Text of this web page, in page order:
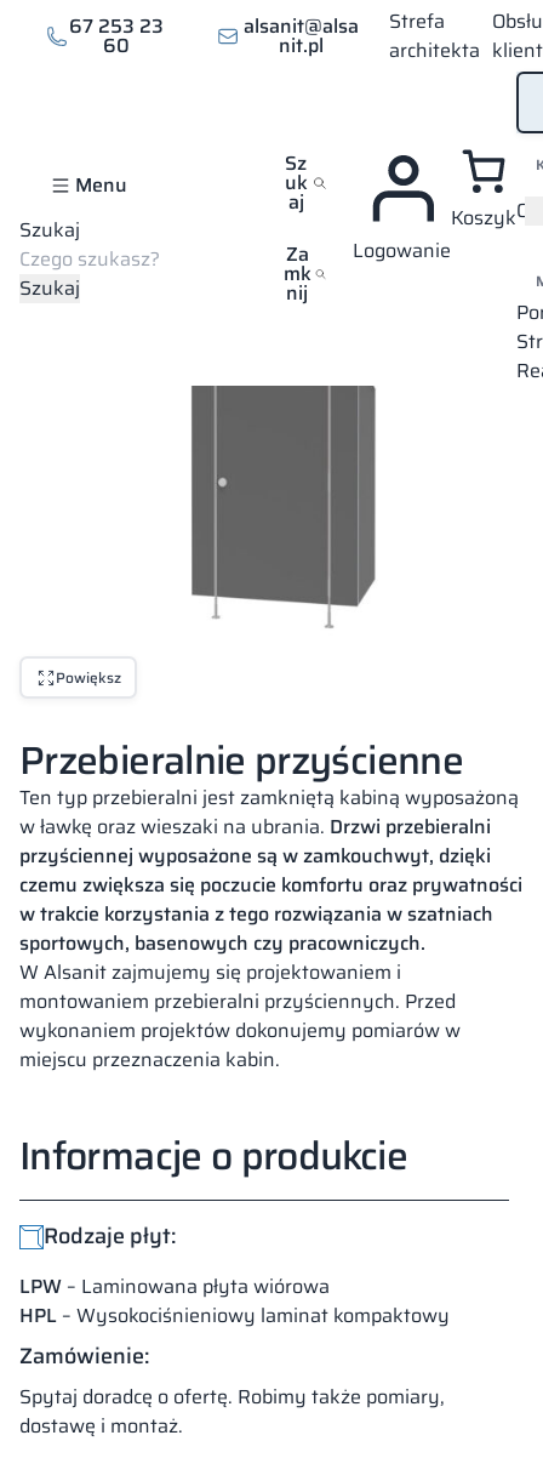
67 253 23
60
alsanit@alsa
nit.pl
Strefa
architekta
Menu
Szukaj
Szukaj
Sz
uk
aj
Za
mk
nij
Logowanie
Koszyk
Strona główna Oferta Zabudowy z HPL Przebieralnie
Powiększ
Przebieralnie przyścienne
Ten typ przebieralni jest zamkniętą kabiną wyposażoną
w ławkę oraz wieszaki na ubrania. Drzwi przebieralni
przyściennej wyposażone są w zamkouchwyt, dzięki
czemu zwiększa się poczucie komfortu oraz prywatności
w trakcie korzystania z tego rozwiązania w szatniach
sportowych, basenowych czy pracowniczych.
W Alsanit zajmujemy się projektowaniem i
montowaniem przebieralni przyściennych. Przed
wykonaniem projektów dokonujemy pomiarów w
miejscu przeznaczenia kabin.
Informacje o produkcie
Rodzaje płyt:
LPW – Laminowana płyta wiórowa
HPL – Wysokociśnieniowy laminat kompaktowy
Zamówienie:
Spytaj doradcę o ofertę. Robimy także pomiary,
dostawę i montaż.